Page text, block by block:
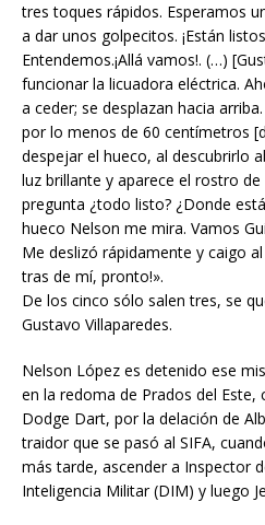
tres toques rápidos. Esperamos
a dar unos golpecitos. ¡Están
Entendemos.¡Allá vamos!. (…)
funcionar la licuadora eléctrica.
a ceder; se desplazan hacia
por lo menos de 60 centímetros
despejar el hueco, al descubrirlo
luz brillante y aparece el rostro
pregunta ¿todo listo? ¿Donde
hueco Nelson me mira. Vamos
Me deslizó rápidamente y caigo
tras de mí, pronto!».
De los cinco sólo salen tres, se
Gustavo Villaparedes.
Nelson López es detenido ese
en la redoma de Prados del Este,
Dodge Dart, por la delación de
traidor que se pasó al SIFA,
más tarde, ascender a Inspector
Inteligencia Militar (DIM) y luego